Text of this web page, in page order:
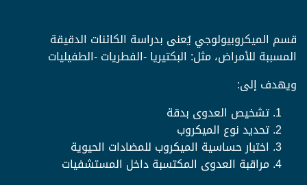
قسم الميكروبيولوجي يُعنى بدراسة الكائنات الدقيقة
المسببة للأمراض، مثل: البكتيريا -الفطريات -الطفيليات
ويهدف إلى:
تشخيص العدوى بدقة
تحديد نوع الميكروب
اختبار حساسية الميكروب للمضادات الحيوية
مراقبة العدوى المكتسبة داخل المستشفيات